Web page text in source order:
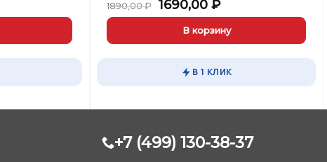
1890,00₽
Первоначальная
цена
составляла
1890,00 ₽.
1690,00₽Текущая
цена:
1690,00 ₽.
В корзину
В 1 КЛИК
+7 (499) 130-38-37